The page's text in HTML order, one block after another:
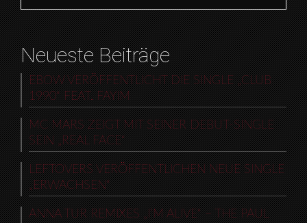
Neueste Beiträge
EBOW VERÖFFENTLICHT DIE SINGLE „CLUB
1990“ FEAT. FAYIM
MC MARS ZEIGT MIT SEINER DEBUT-SINGLE
SEIN „REAL FACE“
LEFTOVERS VERÖFFENTLICHEN NEUE SINGLE
„ERWACHSEN“
ANNA TUR REMIXES „I’M ALIVE“ – THE PAUL